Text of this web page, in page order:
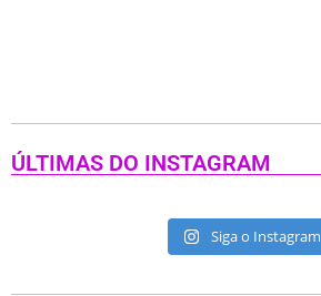
ÚLTIMAS DO INSTAGRAM
Siga o Instagram